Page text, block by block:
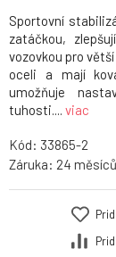
Sportovní
zatáčkou,
vozovkou pro
oceli a mají
umožňuje
tuhosti.... viac
Kód: 33865-2
Záruka: 24